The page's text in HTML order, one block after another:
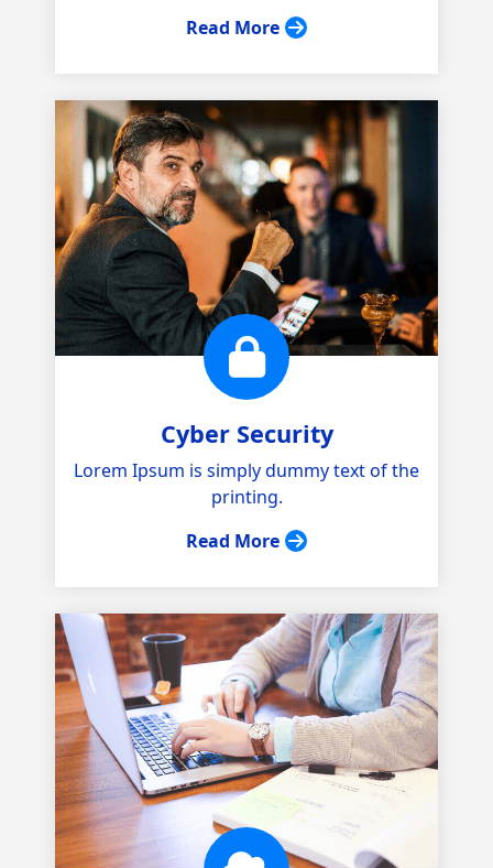
Read More
Cyber Security
Lorem Ipsum is simply dummy text of the
printing.
Read More